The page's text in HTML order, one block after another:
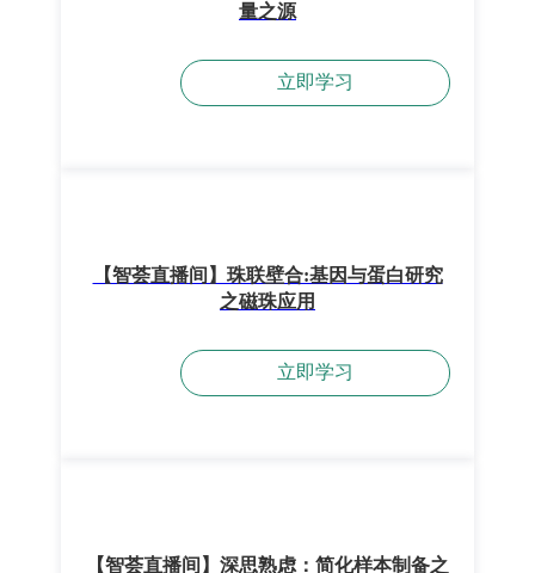
量之源
立即学习
【智荟直播间】珠联壁合:基因与蛋白研究
之磁珠应用
立即学习
【智荟直播间】深思熟虑：简化样本制备之